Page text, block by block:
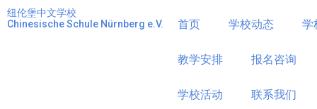
纽伦堡中文学校
Chinesische Schule Nürnberg e.V.
首页 学校动态 学
教学安排 报名咨询
学校活动 联系我们
2015年新闻